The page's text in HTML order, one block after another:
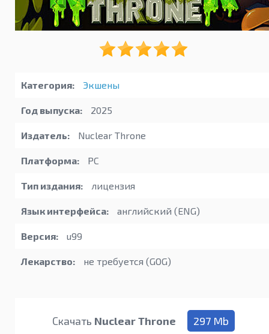
Категория: Экшены
Год выпуска: 2025
Издатель: Nuclear Throne
Платформа: PC
Тип издания: лицензия
Язык интерфейса: английский (ENG)
Версия: u99
Лекарство: не требуется (GOG)
Скачать Nuclear Throne 297 Mb